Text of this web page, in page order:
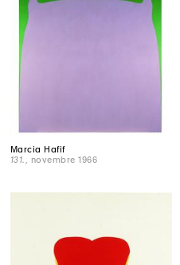
Marcia Hafif
131.
, novembre 1966